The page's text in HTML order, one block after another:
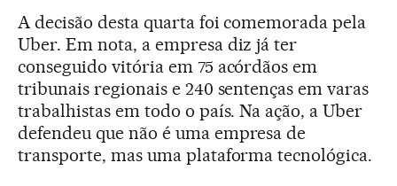
A decisão desta quarta foi comemorada pela
Uber. Em nota, a empresa diz já ter
conseguido vitória em 75 acórdãos em
tribunais regionais e 240 sentenças em varas
trabalhistas em todo o país. Na ação, a Uber
defendeu que não é uma empresa de
transporte, mas uma plataforma tecnológica.